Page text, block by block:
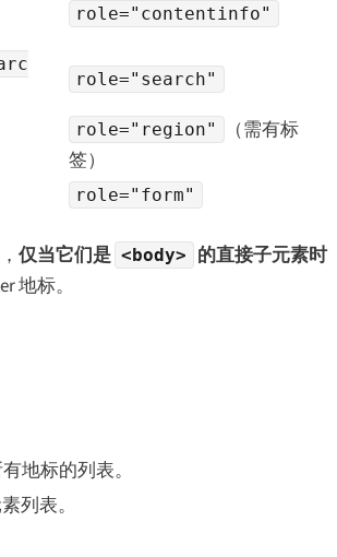
role="contentinfo"
role="search"
role="region"
（需有标
签）
role="form"
， 仅当它们是 <body>
的直接子元素时
地标。
地标的列表。
列表。